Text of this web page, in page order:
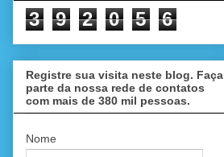
3 9 2 0 5 6
Registre sua visita neste blog. Faça
parte da nossa rede de contatos
com mais de 380 mil pessoas.
Nome